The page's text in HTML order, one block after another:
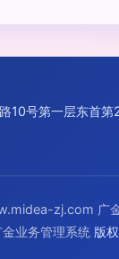
10号第一层东首第
zj.com 广
金业务管理系统 版